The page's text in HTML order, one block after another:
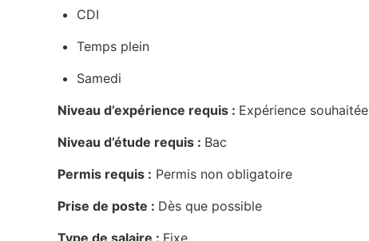
CDI
Temps plein
Samedi
Niveau d’expérience requis : Expérience souhaitée
Niveau d’étude requis : Bac
Permis requis : Permis non obligatoire
Prise de poste : Dès que possible